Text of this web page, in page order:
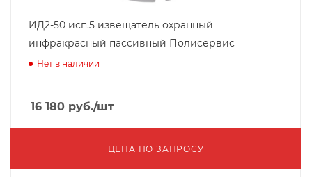
ИД2-50 исп.5 извещатель охранный
инфракрасный пассивный Полисервис
Нет в наличии
16 180 руб./шт
ЦЕНА ПО ЗАПРОСУ